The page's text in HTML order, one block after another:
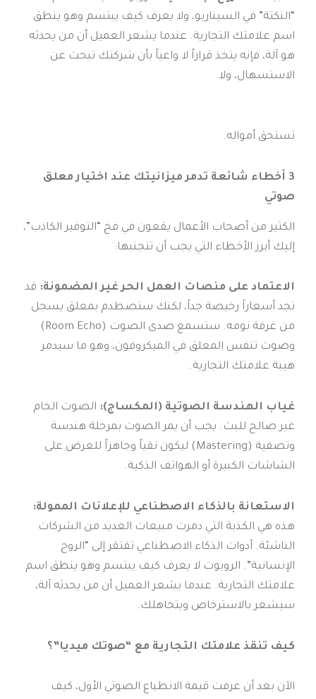
“النكتة” في السيناريو، ولا يعرف كيف يبتسم وهو ينطق
اسم علامتك التجارية. عندما يشعر العميل أن من يحدثه
هو آلة، فإنه يتخذ قراراً لا واعياً بأن شركتك تبحث عن
الاستسهال، ولا
تستحق أمواله.
3 أخطاء شائعة تدمر ميزانيتك عند اختيار معلق
صوتي
الكثير من أصحاب الأعمال يقعون في فخ “التوفير الكاذب”،
إليك أبرز الأخطاء التي يجب أن تتجنبها:
الاعتماد على منصات العمل الحر غير المضمونة:قد
تجد أسعاراً رخيصة جداً، لكنك ستصطدم بمعلق يسجل
من غرفة نومه. ستسمع صدى الصوت (Room Echo)
وصوت تنفس المعلق في الميكروفون، وهو ما سيدمر
هيبة علامتك التجارية.
غياب الهندسة الصوتية (المكساج):الصوت الخام
غير صالح للبث. يجب أن يمر الصوت بمرحلة هندسة
وتصفية (Mastering) ليكون نقياً وجاهزاً للعرض على
الشاشات الكبيرة أو الهواتف الذكية.
الاستعانة بالذكاء الاصطناعي للإعلانات الممولة:
هذه هي الكذبة التي دمرت مبيعات العديد من الشركات
الناشئة. أدوات الذكاء الاصطناعي تفتقر إلى “الروح
الإنسانية”. الروبوت لا يعرف كيف يبتسم وهو ينطق اسم
علامتك التجارية. عندما يشعر العميل أن من يحدثه آلة،
سيشعر بالاسترخاص ويتجاهلك.
كيف تنقذ علامتك التجارية مع “صوتك ميديا”؟
الآن بعد أن عرفت قيمة الانطباع الصوتي الأول، كيف